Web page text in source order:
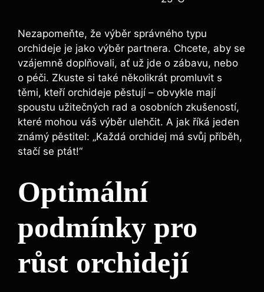
Nezapomeňte, že výběr správného typu
orchideje je jako výběr partnera. Chcete, aby se
vzájemně doplňovali, ať už jde o zábavu, nebo
o péči. Zkuste si také několikrát promluvit s
těmi, kteří orchideje pěstují – obvykle mají
spoustu užitečných rad a osobních zkušeností,
které mohou váš výběr ulehčit. A jak říká jeden
známý pěstitel: „Každá orchidej má svůj příběh,
stačí se ptát!“
Optimální
podmínky pro
růst orchidejí